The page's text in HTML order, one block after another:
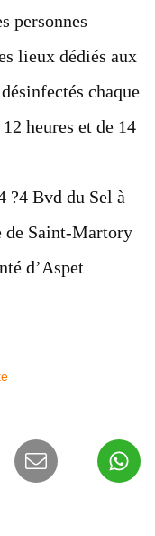
personnes
lieux dédiés aux
chaque
heures et de 14
?4 Bvd du Sel à
de Saint-Martory
d’Aspet